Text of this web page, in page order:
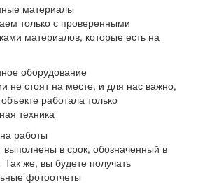
материалы
только с проверенными
материалов, которые есть на
оборудование
не стоят на месте, и для нас важно,
работала только
техника
работы
выполнены в срок, обозначенный в
Так же, вы будете получать
фотоотчеты